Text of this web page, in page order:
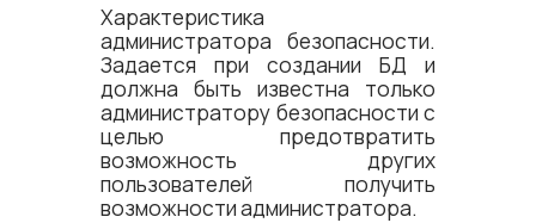
Характеристика
администратора безопасности.
Задается при создании БД и
должна быть известна только
администратору безопасности с
целью предотвратить
возможность других
пользователей получить
возможности администратора.